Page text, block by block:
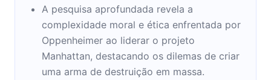
A pesquisa aprofundada revela a
complexidade moral e ética enfrentada por
Oppenheimer ao liderar o projeto
Manhattan, destacando os dilemas de criar
uma arma de destruição em massa.